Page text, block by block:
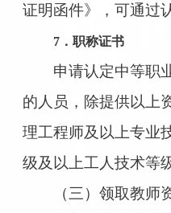
证明函件》，可通过
7．职称证书
申请认定中等职
的人员，除提供以上
理工程师及以上专业
级及以上工人技术等
（三）领取教师